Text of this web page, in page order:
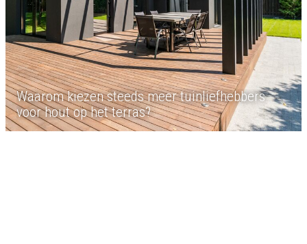
Waarom kiezen steeds meer tuinliefhebbers
voor hout op het terras?